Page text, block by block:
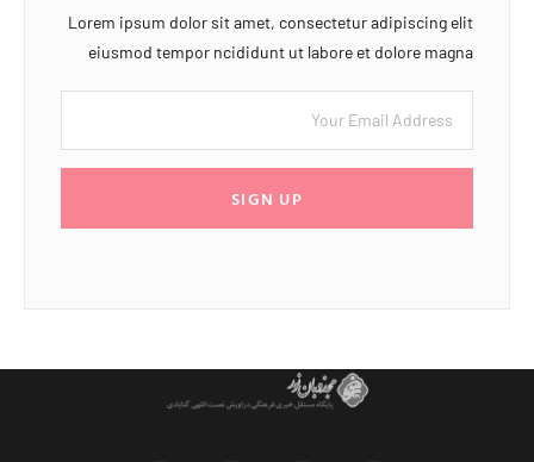
Lorem ipsum dolor sit amet, consectetur adipiscing elit
eiusmod tempor ncididunt ut labore et dolore magna
SIGN UP